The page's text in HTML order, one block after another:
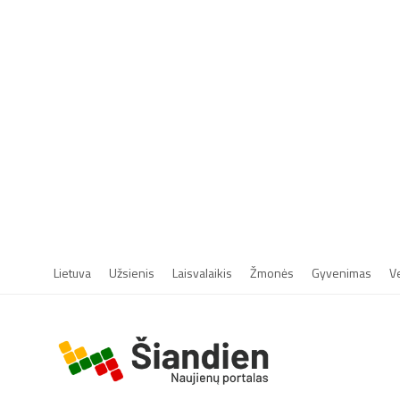
Lietuva Užsienis Laisvalaikis Žmonės Gyvenimas
r